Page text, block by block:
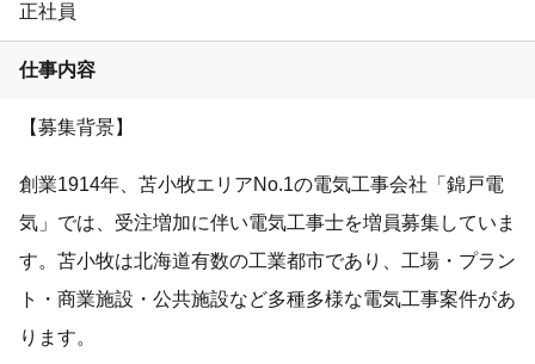
正社員
仕事内容
【募集背景】
創業1914年、苫小牧エリアNo.1の電気工事会社「錦戸電
気」では、受注増加に伴い電気工事士を増員募集していま
す。苫小牧は北海道有数の工業都市であり、工場・プラン
ト・商業施設・公共施設など多種多様な電気工事案件があ
ります。